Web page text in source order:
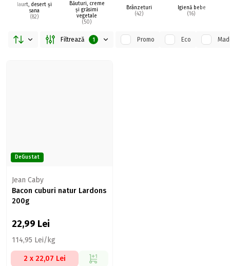
Iaurt, desert și
sana
(82)
Băuturi, creme
și grăsimi
vegetale
(50)
Brânzeturi
(42)
Igienă bebe
(16)
Filtrează 1 Promo Eco
DeGustat
Jean Caby
Bacon cuburi natur Lardons
200g
22,99 Lei
114,95 Lei/kg
2 x 22,07 Lei